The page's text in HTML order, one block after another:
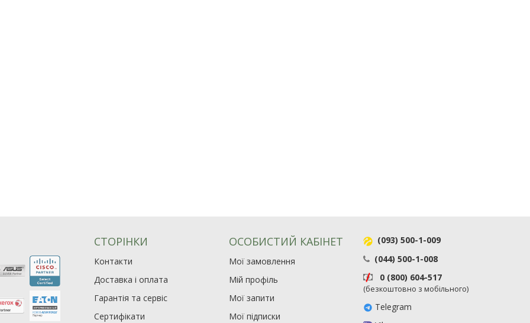
СТОРІНКИ
Контакти
Доставка і оплата
Гарантія та сервіс
Сертифікати
ОСОБИСТИЙ КАБІНЕТ
Мої замовлення
Мій профіль
Мої запити
Мої підписки
(093) 500-1-009
(044) 500-1-008
0 (800) 604-517
(безкоштовно з мобільного)
Telegram